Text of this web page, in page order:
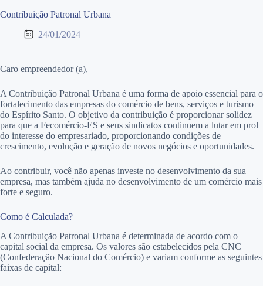
Contribuição Patronal Urbana
24/01/2024
Caro empreendedor (a),
A Contribuição Patronal Urbana é uma forma de apoio essencial para o
fortalecimento das empresas do comércio de bens, serviços e turismo
do Espírito Santo. O objetivo da contribuição é proporcionar solidez
para que a Fecomércio-ES e seus sindicatos continuem a lutar em prol
do interesse do empresariado, proporcionando condições de
crescimento, evolução e geração de novos negócios e oportunidades.
Ao contribuir, você não apenas investe no desenvolvimento da sua
empresa, mas também ajuda no desenvolvimento de um comércio mais
forte e seguro.
Como é Calculada?
A Contribuição Patronal Urbana é determinada de acordo com o
capital social da empresa. Os valores são estabelecidos pela CNC
(Confederação Nacional do Comércio) e variam conforme as seguintes
faixas de capital: